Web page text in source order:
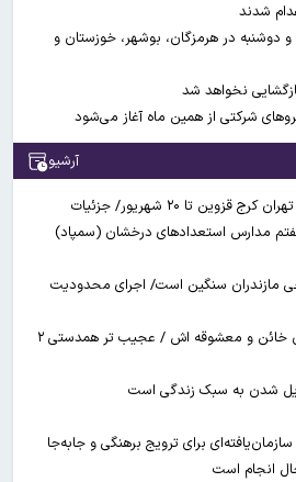
شدند
و دوشنبه در هرمزگان، بوشهر، خوزستان و
نخواهد شد
شرکتی از همین ماه آغاز می‌شود
آرشیو
تا ۲۰ شهریور/ جزئیات
مدارس استعدادهای درخشان (سمپاد)
مازندران سنگین است/ اجرای محدودیت
قتل پدر خانواده توسط زن خائن و معشوقه اش / عجیب تر همدستی ۲
شدن به سبک زندگی است
برای ترویج برهنگی و جابه‌جا
انجام است